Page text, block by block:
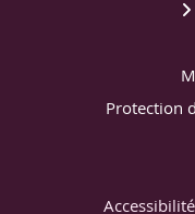
Protection